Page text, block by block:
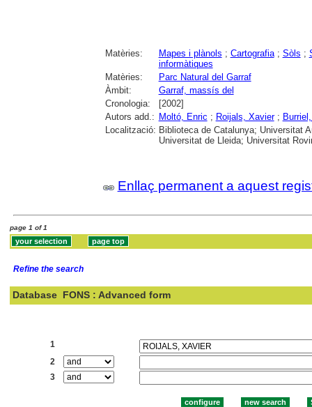
Matèries: Mapes i plànols ; Cartografia; Sòls ;
informàtiques
Matèries:
Parc Natural del Garraf
Àmbit:
Garraf, massís del
Cronologia:
[2002]
Autors add.: Moltó, Enric ; Roijals, Xavier;
Localització: Biblioteca de Catalunya; Universitat
Universitat de Lleida; Universitat
Enllaç permanent a aquest
page 1 of 1
Refine the search
Database FONS : Advanced form
1
2
3